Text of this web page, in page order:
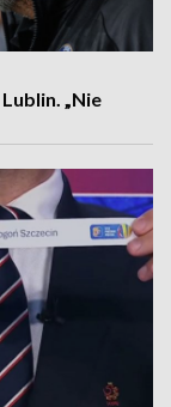
„Nie